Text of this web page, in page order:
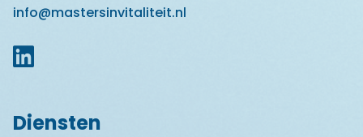
info@mastersinvitaliteit.nl
Diensten